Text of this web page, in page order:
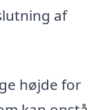
af
højde for